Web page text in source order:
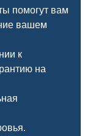
помогут вам
вашем
к
на